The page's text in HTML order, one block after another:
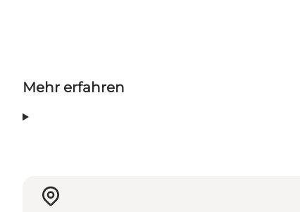
Mehr erfahren